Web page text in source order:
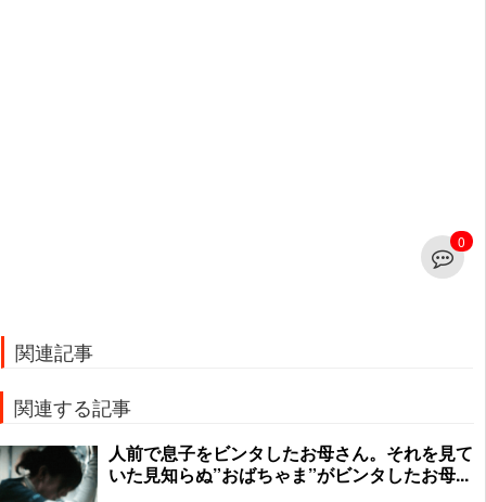
0
関連記事
関連する記事
人前で息子をビンタしたお母さん。それを見て
いた見知らぬ”おばちゃま”がビンタしたお母...